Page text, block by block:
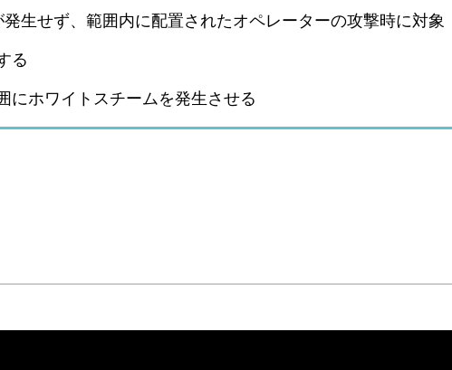
生せず、範囲内に配置されたオペレーターの攻撃時に対象
る
にホワイトスチームを発生させる